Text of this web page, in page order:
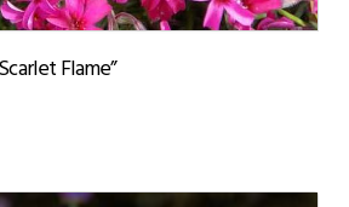
Flame”